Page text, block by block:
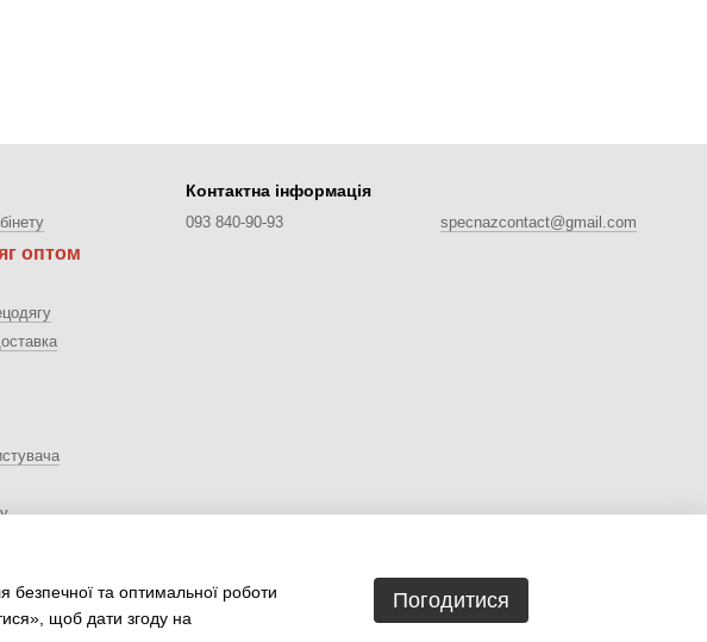
оптом
Контактна інформація
093 840-90-93 specnazcontact@gmail.com
безпечної та оптимальної роботи
щоб дати згоду на
Погодитися